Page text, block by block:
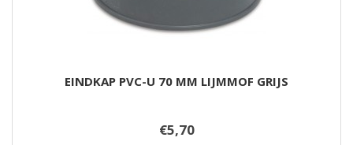
EINDKAP PVC-U 70 MM LIJMMOF GRIJS
€5,70